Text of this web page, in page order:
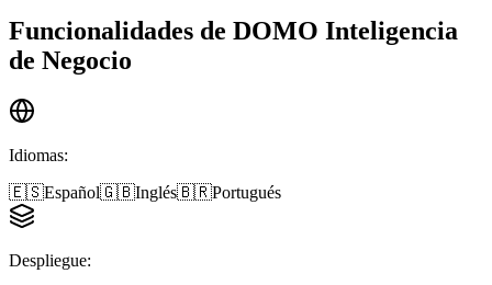
Funcionalidades de DOMO Inteligencia
de Negocio
Idiomas:
🇪🇸Español🇬🇧Inglés🇧🇷Portugués
Despliegue: